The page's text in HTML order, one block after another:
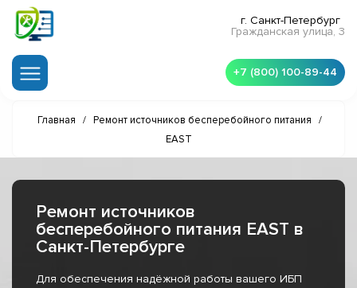
г. Санкт-Петербург
Гражданская улица, 3
+7 (800) 100-89-44
Главная / Ремонт источников бесперебойного питания
/
EAST
Ремонт источников
бесперебойного питания EAST в
Санкт-Петербурге
Для обеспечения надёжной работы вашего ИБП